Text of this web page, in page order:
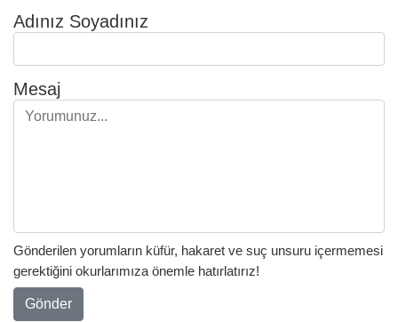
Adınız Soyadınız
Mesaj
Gönderilen yorumların küfür, hakaret ve suç unsuru içermemesi
gerektiğini okurlarımıza önemle hatırlatırız!
Gönder